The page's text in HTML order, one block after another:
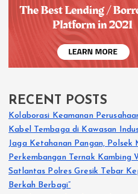
RECENT POSTS
Kolaborasi Keamanan
Kabel Tembaga di Kawasan
Jaga Ketahanan Pangan,
Perkembangan Ternak Kambing
Satlantas Polres Gresik Tebar
Berkah Berbagi”